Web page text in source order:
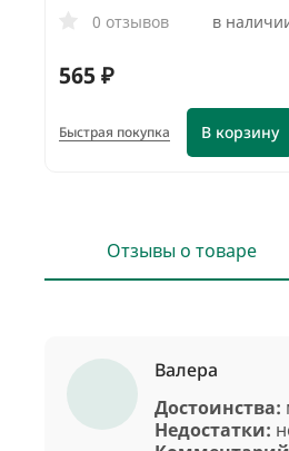
0 отзывов в
565 ₽
В корзину
Быстрая покупка
Отзывы о товаре
Валера
Достоинства:
Недостатки: